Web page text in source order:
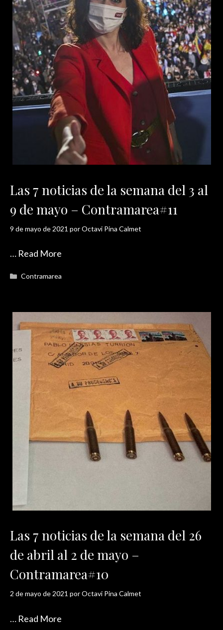
Las 7 noticias de la semana del 3 al
9 de mayo – Contramarea#11
9 de mayo de 2021 porOctavi Pina Calmet
… Read More
Categorías
Contramarea
Las 7 noticias de la semana del 26
de abril al 2 de mayo –
Contramarea#10
2 de mayo de 2021 porOctavi Pina Calmet
… Read More